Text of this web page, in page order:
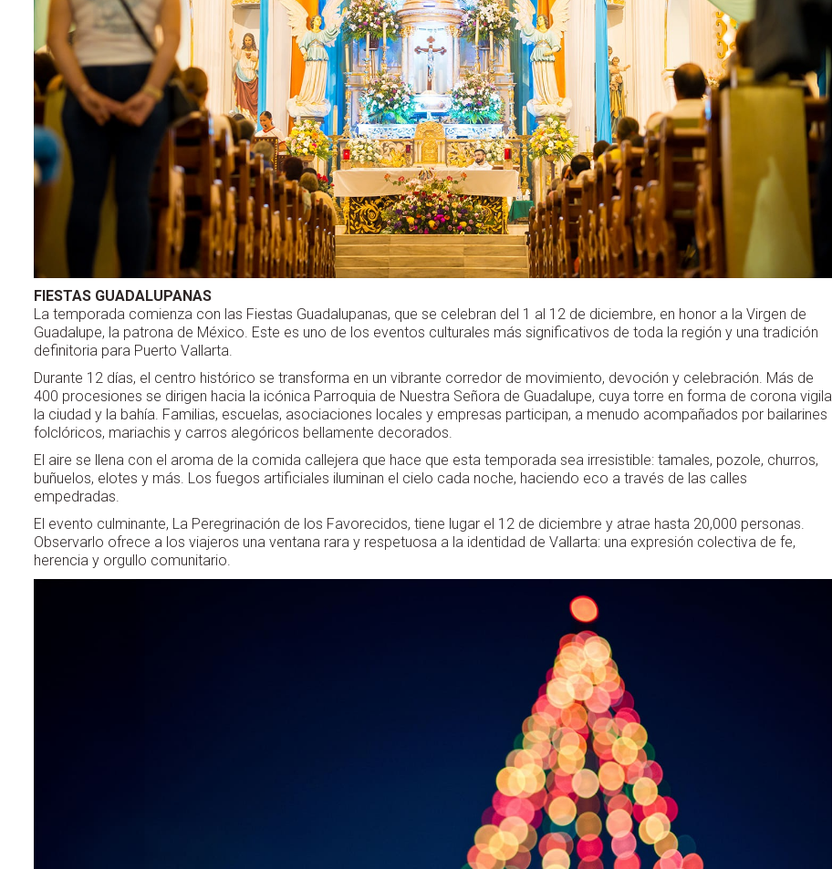
FIESTAS GUADALUPANAS
La temporada comienza con las Fiestas Guadalupanas, que se celebran del 1 al 12 de diciembre, en honor a la Virgen de
Guadalupe, la patrona de México. Este es uno de los eventos culturales más significativos de toda la región y una tradición
definitoria para Puerto Vallarta.
Durante 12 días, el centro histórico se transforma en un vibrante corredor de movimiento, devoción y celebración. Más de
400 procesiones se dirigen hacia la icónica Parroquia de Nuestra Señora de Guadalupe, cuya torre en forma de corona vigila
la ciudad y la bahía. Familias, escuelas, asociaciones locales y empresas participan, a menudo acompañados por bailarines
folclóricos, mariachis y carros alegóricos bellamente decorados.
El aire se llena con el aroma de la comida callejera que hace que esta temporada sea irresistible: tamales, pozole, churros,
buñuelos, elotes y más. Los fuegos artificiales iluminan el cielo cada noche, haciendo eco a través de las calles
empedradas.
El evento culminante, La Peregrinación de los Favorecidos, tiene lugar el 12 de diciembre y atrae hasta 20,000 personas.
Observarlo ofrece a los viajeros una ventana rara y respetuosa a la identidad de Vallarta: una expresión colectiva de fe,
herencia y orgullo comunitario.